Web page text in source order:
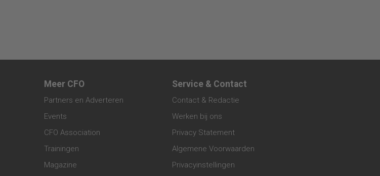
Meer CFO
Partners en Adverteren
Events
CFO Association
Trainingen
Magazine
Service & Contact
Contact & Redactie
Werken bij ons
Privacy Statement
Algemene Voorwaarden
Privacyinstellingen